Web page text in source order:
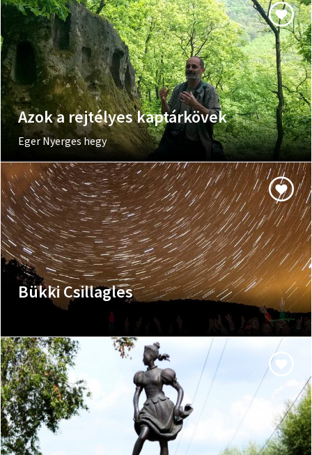
Azok a rejtélyes kaptárkövek
Eger Nyerges hegy
Bükki Csillagles